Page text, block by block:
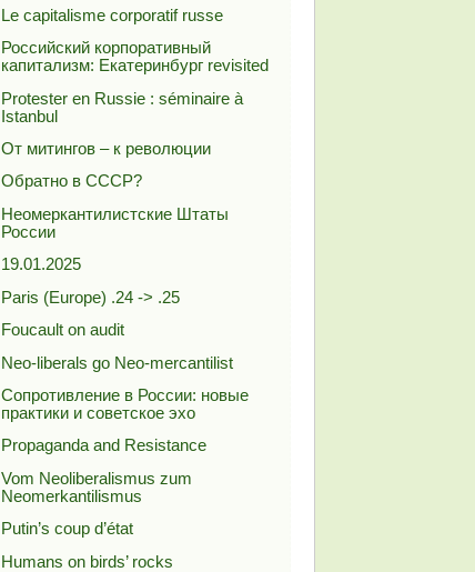
Le capitalisme corporatif russe
Российский корпоративный
капитализм: Екатеринбург revisited
Protester en Russie : séminaire à
Istanbul
От митингов – к революции
Обратно в СССР?
Неомеркантилистские Штаты
России
19.01.2025
Paris (Europe) .24 -> .25
Foucault on audit
Neo-liberals go Neo-mercantilist
Сопротивление в России: новые
практики и советское эхо
Propaganda and Resistance
Vom Neoliberalismus zum
Neomerkantilismus
Putin’s coup d’état
Humans on birds’ rocks